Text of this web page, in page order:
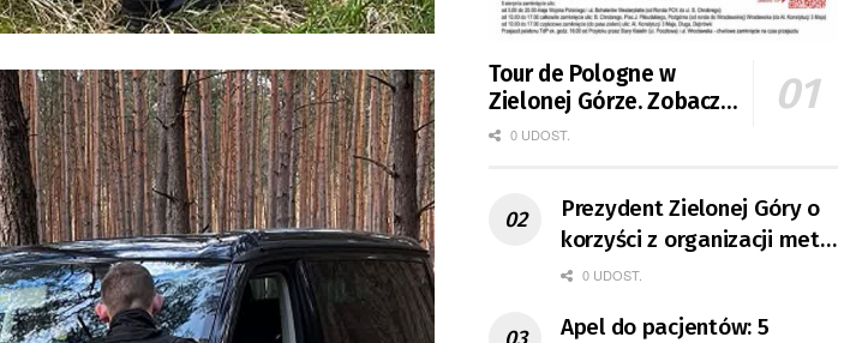
Tour de Pologne w
Zielonej Górze. Zobacz
zmiany w organizacji
0 UDOST.
Prezydent Zielonej Góry o
korzyści z organizacji mety
Tour de Pologne
0 UDOST.
Apel do pacjentów: 5